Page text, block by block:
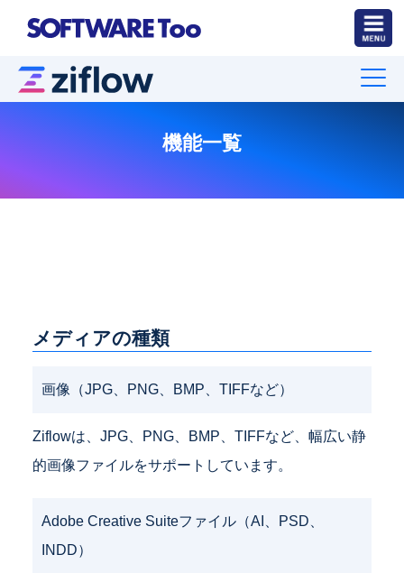
機能一覧
メディアの種類
画像（JPG、PNG、BMP、TIFFなど）
Ziflowは、JPG、PNG、BMP、TIFFなど、幅広い静
的画像ファイルをサポートしています。
Adobe Creative Suiteファイル（AI、PSD、
INDD）